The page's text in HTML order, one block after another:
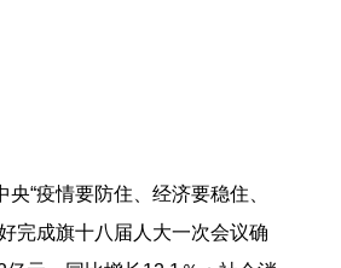
“疫情要防住、经济要稳住、
完成旗十八届人大一次会议确